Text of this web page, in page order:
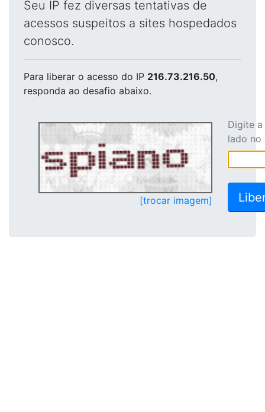
Seu IP fez diversas tentativas de
acessos suspeitos a sites hospedados
conosco.
Para liberar o acesso do IP 216.73.216.50,
responda ao desafio abaixo.
[trocar imagem]
Digite
lado no